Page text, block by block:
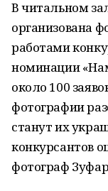
В читальном
организована
работами
номинации
около 100
фотографии
станут их
конкурсантов
фотограф